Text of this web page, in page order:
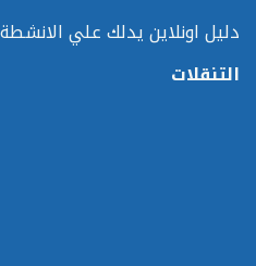
دليل اونلاين يدلك علي
التنقلات